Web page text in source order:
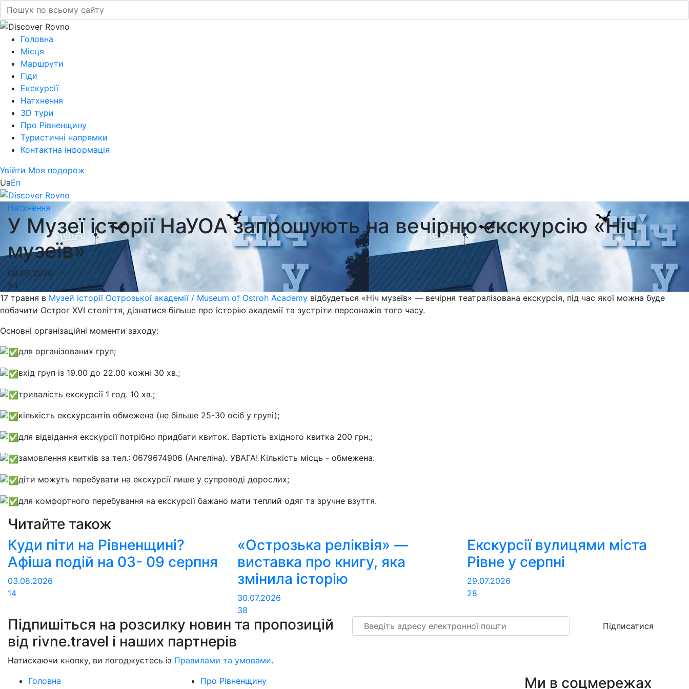
Головна
Місця
Маршрути
Гіди
Екскурсії
Натхнення
3D тури
Про Рівненщину
Туристичні напрямки
Контактна інформація
Увійти Моя подорож
UaEn
Натхнення
У Музеї історії НаУОА запрошують на вечірню екскурсію «Ніч
музеїв»
08.05.2026
54
17 травня в Музей історії Острозької академії / Museum of Ostroh Academy відбудеться «Ніч музеїв» — вечірня театралізована екскурсія, під час якої можна буде
побачити Острог XVI століття, дізнатися більше про історію академії та зустріти персонажів того часу.
Основні організаційні моменти заходу:
для організованих груп;
вхід груп із 19.00 до 22.00 кожні 30 хв.;
тривалість екскурсії 1 год. 10 хв.;
кількість екскурсантів обмежена (не більше 25-30 осіб у групі);
для відвідання екскурсії потрібно придбати квиток. Вартість вхідного квитка 200 грн.;
замовлення квитків за тел.: 0679674906 (Ангеліна). УВАГА! Кількість місць - обмежена.
діти можуть перебувати на екскурсії лише у супроводі дорослих;
для комфортного перебування на екскурсії бажано мати теплий одяг та зручне взуття.
Читайте також
Куди піти на Рівненщині?
Афіша подій на 03- 09 серпня
03.08.2026
14
«Острозька реліквія» —
виставка про книгу, яка
змінила історію
30.07.2026
38
Екскурсії вулицями міста
Рівне у серпні
29.07.2026
28
Підпишіться на розсилку новин та пропозицій
від rivne.travel і наших партнерів
Натискаючи кнопку, ви погоджуєтесь із Правилами та умовами.
Email Підписатися
Головна
Про Рівненщину
Ми в соцмережах